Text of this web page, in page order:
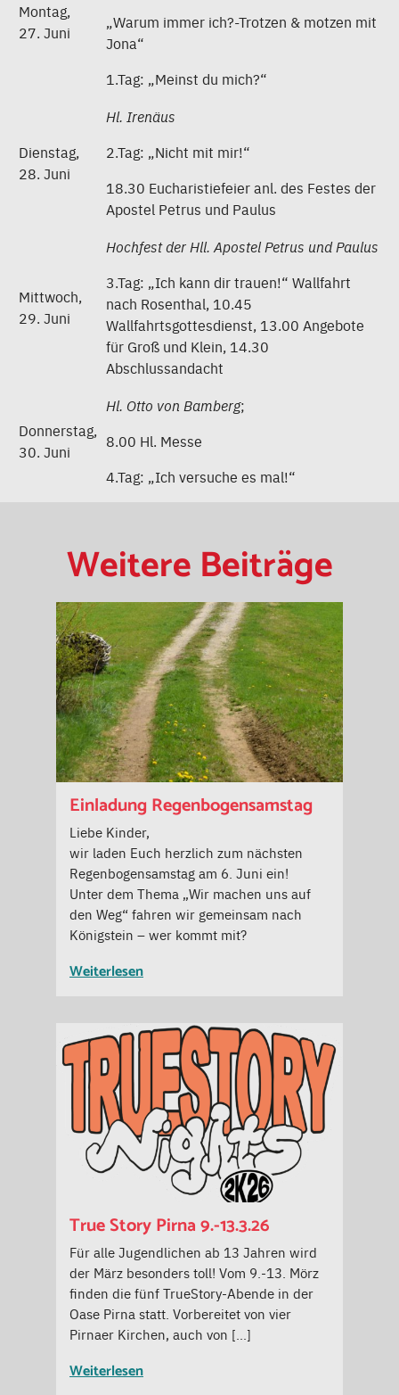
Montag,
27. Juni
„Warum immer ich?-Trotzen & motzen mit
Jona“
1.Tag: „Meinst du mich?“
Dienstag,
28. Juni
Hl. Irenäus
2.Tag: „Nicht mit mir!“
18.30 Eucharistiefeier anl. des Festes der
Apostel Petrus und Paulus
Mittwoch,
29. Juni
Hochfest der Hll. Apostel Petrus und Paulus
3.Tag: „Ich kann dir trauen!“ Wallfahrt
nach Rosenthal, 10.45
Wallfahrtsgottesdienst, 13.00 Angebote
für Groß und Klein, 14.30
Abschlussandacht
Donnerstag,
30. Juni
Hl. Otto von Bamberg;
8.00 Hl. Messe
4.Tag: „Ich versuche es mal!“
Weitere Beiträge
Einladung Regenbogensamstag
Liebe Kinder,
wir laden Euch herzlich zum nächsten
Regenbogensamstag am 6. Juni ein!
Unter dem Thema „Wir machen uns auf
den Weg“ fahren wir gemeinsam nach
Königstein – wer kommt mit?
Weiterlesen
True Story Pirna 9.-13.3.26
Für alle Jugendlichen ab 13 Jahren wird
der März besonders toll! Vom 9.-13. Mörz
finden die fünf TrueStory-Abende in der
Oase Pirna statt. Vorbereitet von vier
Pirnaer Kirchen, auch von […]
Weiterlesen